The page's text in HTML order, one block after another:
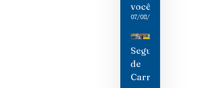
você
07/08/2026
Seguro
de
Carro